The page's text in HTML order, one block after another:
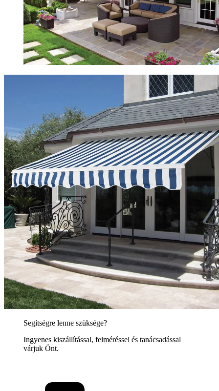
Segítségre lenne szüksége?
Ingyenes kiszállítással, felméréssel és tanácsadással
várjuk Önt.